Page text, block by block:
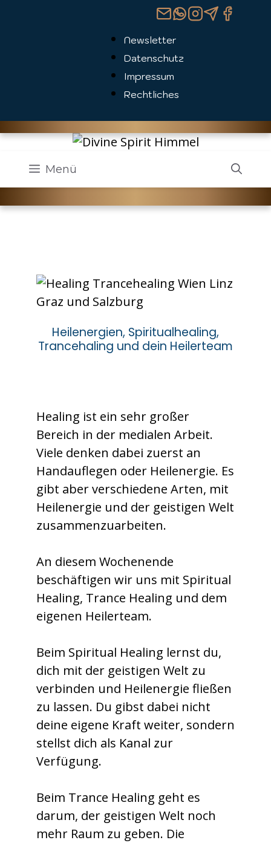
Newsletter
Datenschutz
Impressum
Rechtliches
Menü
Heilenergien, Spiritualhealing,
Trancehaling und dein Heilerteam
Healing ist ein sehr großer
Bereich in der medialen Arbeit.
Viele denken dabei zuerst an
Handauflegen oder Heilenergie. Es
gibt aber verschiedene Arten, mit
Heilenergie und der geistigen Welt
zusammenzuarbeiten.
An diesem Wochenende
beschäftigen wir uns mit Spiritual
Healing, Trance Healing und dem
eigenen Heilerteam.
Beim Spiritual Healing lernst du,
dich mit der geistigen Welt zu
verbinden und Heilenergie fließen
zu lassen. Du gibst dabei nicht
deine eigene Kraft weiter, sondern
stellst dich als Kanal zur
Verfügung.
Beim Trance Healing geht es
darum, der geistigen Welt noch
mehr Raum zu geben. Die